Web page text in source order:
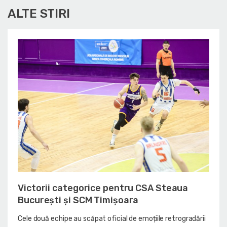
ALTE STIRI
Victorii categorice pentru CSA Steaua
București și SCM Timișoara
Cele două echipe au scăpat oficial de emoțiile retrogradării